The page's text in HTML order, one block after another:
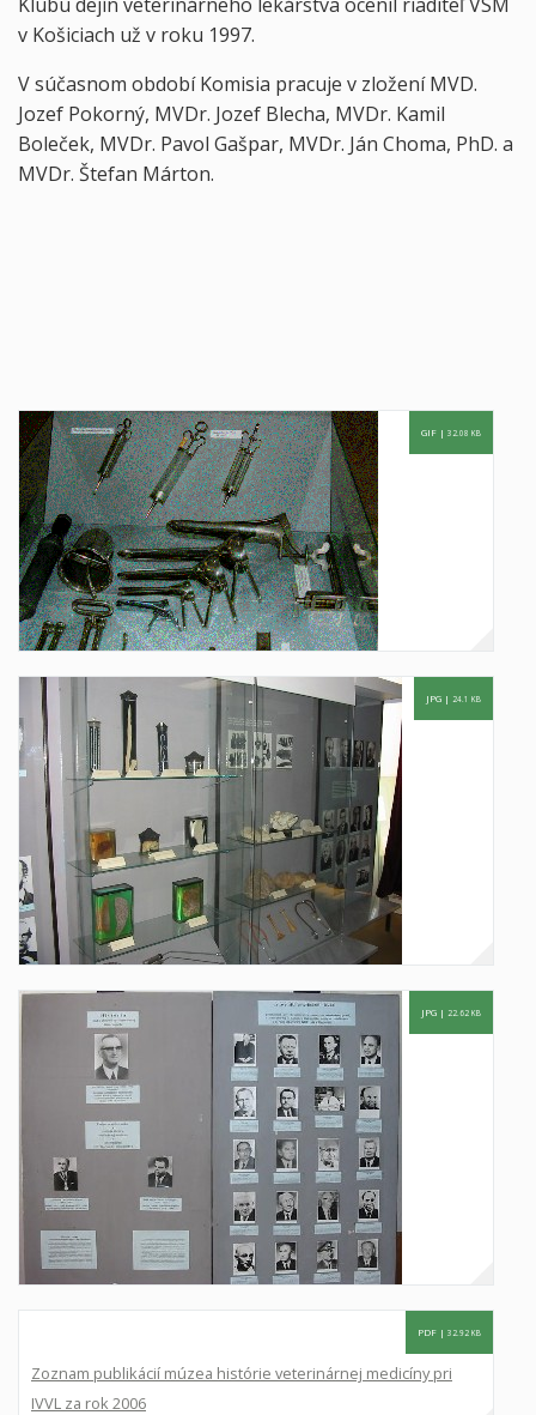
v Košiciach už v roku 1997.
V súčasnom období Komisia pracuje v zložení MVD.
Jozef Pokorný, MVDr. Jozef Blecha, MVDr. Kamil
Boleček, MVDr. Pavol Gašpar, MVDr. Ján Choma, PhD. a
MVDr. Štefan Márton.
GIF | 32.08 KB
JPG | 24.1 KB
JPG | 22.62 KB
PDF | 32.92 KB
Zoznam publikácií múzea histórie veterinárnej medicíny pri
IVVL za rok 2006